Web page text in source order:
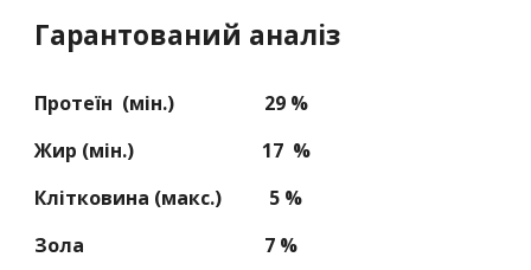
Гарантований аналіз
Протеїн (мін.) 29 %
Жир (мін.) 17 %
Клітковина (макс.) 5 %
Зола 7 %